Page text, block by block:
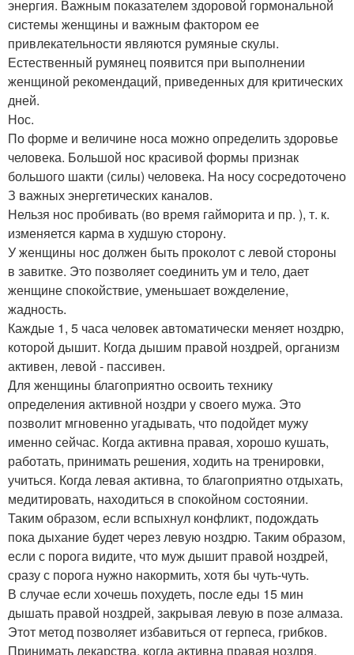
энергия. Важным показателем здоровой гормональной
системы женщины и важным фактором ее
привлекательности являются румяные скулы.
Естественный румянец появится при выполнении
женщиной рекомендаций, приведенных для критических
дней.
Нос.
По форме и величине носа можно определить здоровье
человека. Большой нос красивой формы признак
большого шакти (силы) человека. На носу сосредоточено
З важных энергетических каналов.
Нельзя нос пробивать (во время гайморита и пр. ), т. к.
изменяется карма в худшую сторону.
У женщины нос должен быть проколот с левой стороны
в завитке. Это позволяет соединить ум и тело, дает
женщине спокойствие, уменьшает вожделение,
жадность.
Каждые 1, 5 часа человек автоматически меняет ноздрю,
которой дышит. Когда дышим правой ноздрей, организм
активен, левой - пассивен.
Для женщины благоприятно освоить технику
определения активной ноздри у своего мужа. Это
позволит мгновенно угадывать, что подойдет мужу
именно сейчас. Когда активна правая, хорошо кушать,
работать, принимать решения, ходить на тренировки,
учиться. Когда левая активна, то благоприятно отдыхать,
медитировать, находиться в спокойном состоянии.
Таким образом, если вспыхнул конфликт, подождать
пока дыхание будет через левую ноздрю. Таким образом,
если с порога видите, что муж дышит правой ноздрей,
сразу с порога нужно накормить, хотя бы чуть-чуть.
В случае если хочешь похудеть, после еды 15 мин
дышать правой ноздрей, закрывая левую в позе алмаза.
Этот метод позволяет избавиться от герпеса, грибков.
Принимать лекарства, когда активна правая ноздря,